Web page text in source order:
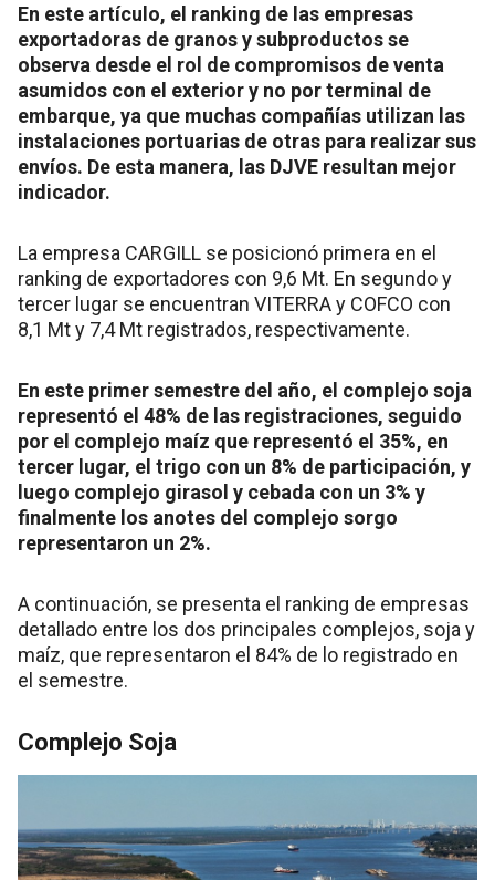
En este artículo, el ranking de las empresas
exportadoras de granos y subproductos se
observa desde el rol de compromisos de venta
asumidos con el exterior y no por terminal de
embarque, ya que muchas compañías utilizan las
instalaciones portuarias de otras para realizar sus
envíos. De esta manera, las DJVE resultan mejor
indicador.
La empresa CARGILL se posicionó primera en el
ranking de exportadores con 9,6 Mt. En segundo y
tercer lugar se encuentran VITERRA y COFCO con
8,1 Mt y 7,4 Mt registrados, respectivamente.
En este primer semestre del año, el complejo soja
representó el 48% de las registraciones, seguido
por el complejo maíz que representó el 35%, en
tercer lugar, el trigo con un 8% de participación, y
luego complejo girasol y cebada con un 3% y
finalmente los anotes del complejo sorgo
representaron un 2%.
A continuación, se presenta el ranking de empresas
detallado entre los dos principales complejos, soja y
maíz, que representaron el 84% de lo registrado en
el semestre.
Complejo Soja